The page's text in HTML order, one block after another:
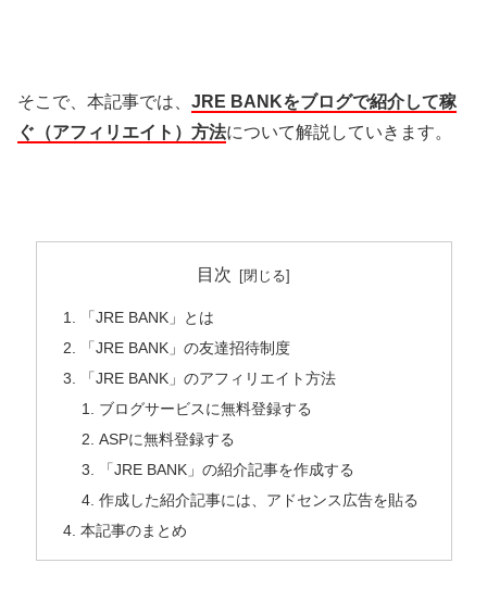
そこで、本記事では、 JRE BANKをブログで紹介して稼
ぐ（アフィリエイト）方法について解説していきます。
目次
「JRE BANK」とは
「JRE BANK」の友達招待制度
「JRE BANK」のアフィリエイト方法
ブログサービスに無料登録する
ASPに無料登録する
「JRE BANK」の紹介記事を作成する
作成した紹介記事には、アドセンス広告を貼る
本記事のまとめ